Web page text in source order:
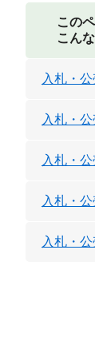
この
こん
入札・公
入札・公
入札・公
入札・公
入札・公